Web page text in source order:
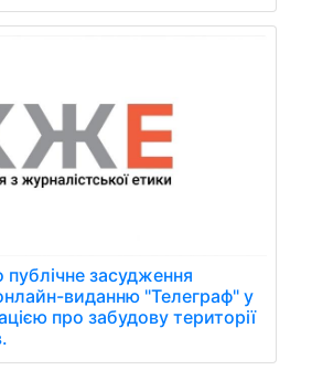
засудження
виданню "Телеграф" у
про забудову території